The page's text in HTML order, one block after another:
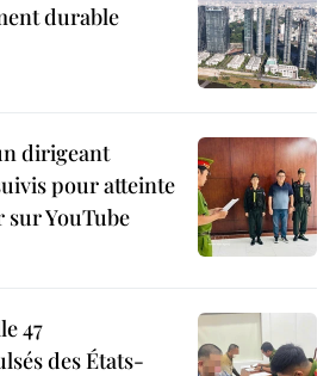
durable
dirigeant
pour atteinte
YouTube
47
des États-